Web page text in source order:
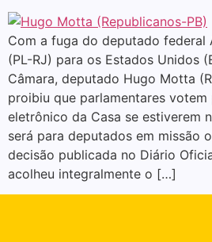
Com a fuga do deputado federal
(PL-RJ) para os Estados Unidos
Câmara, deputado Hugo Motta
proibiu que parlamentares votem
eletrônico da Casa se estiverem
será para deputados em missão
decisão publicada no Diário
acolheu integralmente o […]